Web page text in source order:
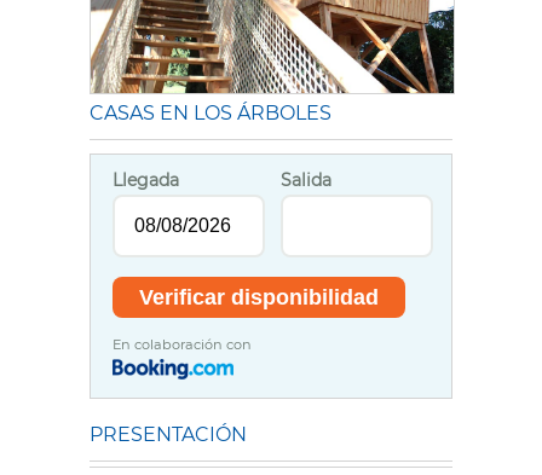
CASAS EN LOS ÁRBOLES
Llegada Salida
En colaboración con
PRESENTACIÓN